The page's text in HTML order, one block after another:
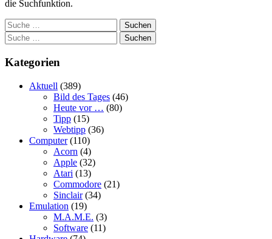
die Suchfunktion.
Suchen
Suchen
Kategorien
Aktuell (389)
Bild des Tages (46)
Heute vor … (80)
Tipp (15)
Webtipp (36)
Computer(110)
Acorn (4)
Apple (32)
Atari (13)
Commodore (21)
Sinclair(34)
Emulation (19)
M.A.M.E. (3)
Software (11)